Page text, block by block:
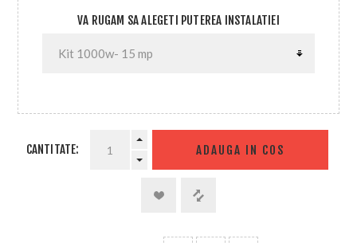
VA RUGAM SA ALEGETI PUTEREA INSTALATIEI
CANTITATE: ADAUGA IN COS